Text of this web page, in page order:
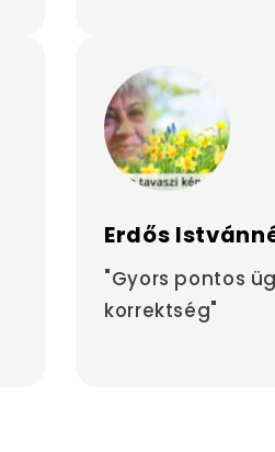
Erdős Istvánné
"Gyors pontos
korrektség"